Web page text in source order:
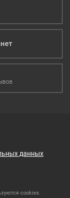
данных
cookies.